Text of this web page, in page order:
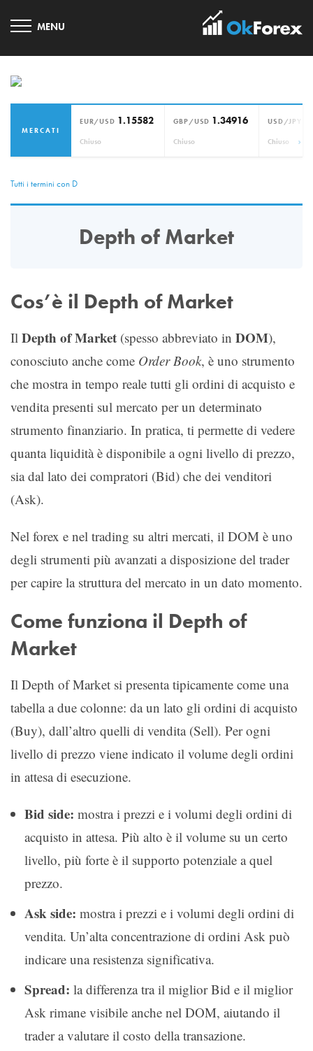
MERCATI
EUR/USD 1.15582
Chiuso
GBP/USD 1.34916
Chiuso
USD/JPY
Chiuso ›
Tutti i termini con D
Depth of Market
Cos’è il Depth of Market
Il Depth of Market (spesso abbreviato in DOM),
conosciuto anche come Order Book, è uno strumento
che mostra in tempo reale tutti gli ordini di acquisto e
vendita presenti sul mercato per un determinato
strumento finanziario. In pratica, ti permette di vedere
quanta liquidità è disponibile a ogni livello di prezzo,
sia dal lato dei compratori (Bid) che dei venditori
(Ask).
Nel forex e nel trading su altri mercati, il DOM è uno
degli strumenti più avanzati a disposizione del trader
per capire la struttura del mercato in un dato momento.
Come funziona il Depth of
Market
Il Depth of Market si presenta tipicamente come una
tabella a due colonne: da un lato gli ordini di acquisto
(Buy), dall’altro quelli di vendita (Sell). Per ogni
livello di prezzo viene indicato il volume degli ordini
in attesa di esecuzione.
Bid side: mostra i prezzi e i volumi degli ordini di
acquisto in attesa. Più alto è il volume su un certo
livello, più forte è il supporto potenziale a quel
prezzo.
Ask side: mostra i prezzi e i volumi degli ordini di
vendita. Un’alta concentrazione di ordini Ask può
indicare una resistenza significativa.
Spread: la differenza tra il miglior Bid e il miglior
Ask rimane visibile anche nel DOM, aiutando il
trader a valutare il costo della transazione.